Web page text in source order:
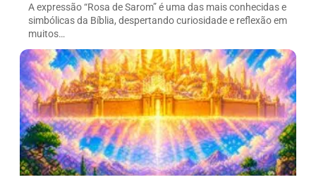
A expressão “Rosa de Sarom” é uma das mais conhecidas e
simbólicas da Bíblia, despertando curiosidade e reflexão em
muitos…